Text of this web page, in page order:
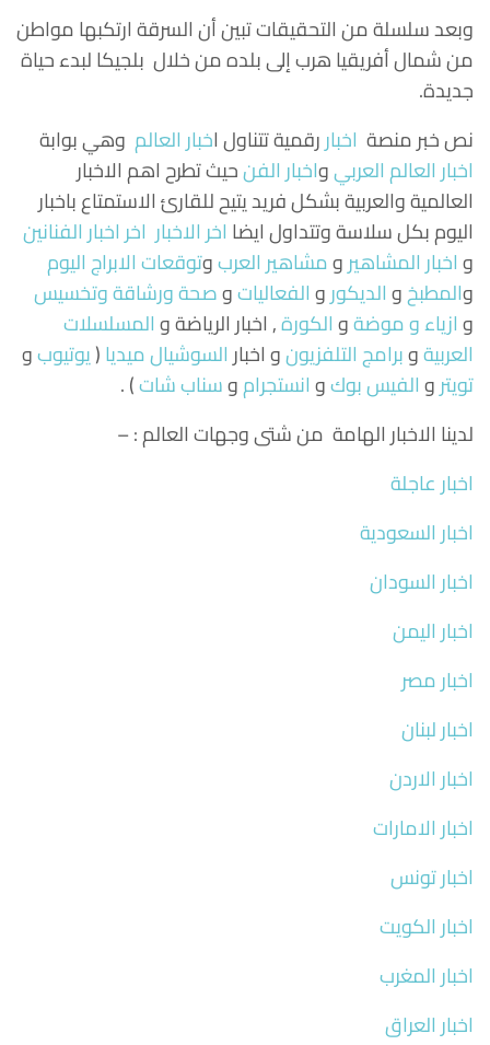
وبعد سلسلة من التحقيقات تبين أن السرقة ارتكبها مواطن
من شمال أفريقيا هرب إلى بلده من خلال بلجيكا لبدء حياة
جديدة.
نص خبر منصة اخباررقمية تتناولاخبار العالم وهي بوابة
اخبار العالم العربيواخبار الفنحيث تطرح اهم الاخبار
العالمية والعربية بشكل فريد يتيح للقارئ الاستمتاع باخبار
اليوم بكل سلاسة وتتداول ايضا اخر الاخبار اخر اخبار الفنانين
واخبار المشاهيرومشاهير العربوتوقعات الابراج اليوم
والمطبخوالديكوروالفعالياتوصحة ورشاقة وتخسيس
وازياء و موضةوالكورة, اخبار الرياضة والمسلسلات
العربيةوبرامج التلفزيونو اخبارالسوشيال ميديا(يوتيوبو
تويتروالفيس بوكوانستجراموسناب شات) .
لدينا الاخبار الهامة من شتى وجهات العالم : –
اخبار عاجلة
اخبار السعودية
اخبار السودان
اخبار اليمن
اخبار مصر
اخبار لبنان
اخبار الاردن
اخبار الامارات
اخبار تونس
اخبار الكويت
اخبار المغرب
اخبار العراق